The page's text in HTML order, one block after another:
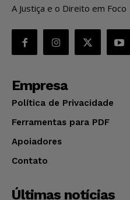
A Justiça e o Direito em Foco
Empresa
Política de Privacidade
Ferramentas para PDF
Apoiadores
Contato
Últimas notícias